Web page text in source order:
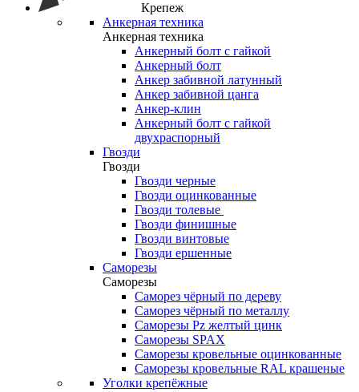
Крепеж
Анкерная техника
Анкерная техника
Анкерный болт с гайкой
Анкерный болт
Анкер забивной латунный
Анкер забивной цанга
Анкер-клин
Анкерный болт с гайкой
двухраспорный
Гвозди
Гвозди
Гвозди черные
Гвозди оцинкованные
Гвозди толевые
Гвозди финишные
Гвозди винтовые
Гвозди ершенные
Саморезы
Саморезы
Саморез чёрный по дереву
Саморез чёрный по металлу
Саморезы Pz желтый цинк
Саморезы SPAX
Саморезы кровельные оцинкованные
Саморезы кровельные RAL крашеные
Уголки крепёжные